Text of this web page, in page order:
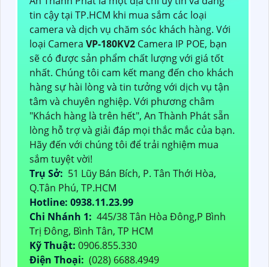
tin cậy tại TP.HCM khi mua sắm các loại
camera và dịch vụ chăm sóc khách hàng. Với
loại Camera VP-180KV2 Camera IP POE, bạn
sẽ có được sản phẩm chất lượng với giá tốt
nhất. Chúng tôi cam kết mang đến cho khách
hàng sự hài lòng và tin tưởng với dịch vụ tận
tâm và chuyên nghiệp. Với phương châm
"Khách hàng là trên hết", An Thành Phát sẵn
lòng hỗ trợ và giải đáp mọi thắc mắc của bạn.
Hãy đến với chúng tôi để trải nghiệm mua
sắm tuyệt vời!
Trụ Sở: 51 Lũy Bán Bích, P. Tân Thới Hòa,
Q.Tân Phú, TP.HCM
Hotline: 0938.11.23.99
Chi Nhánh 1: 445/38 Tân Hòa Đông,P Bình
Trị Đông, Bình Tân, TP HCM
Kỹ Thuật: 0906.855.330
Điện Thoại: (028) 6688.4949